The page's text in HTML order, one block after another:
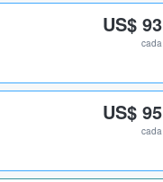
US$ 93
cada
US$ 95
cada